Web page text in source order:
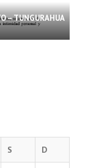
– TUNGURAHUA
S D